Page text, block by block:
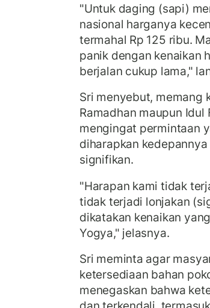
"Untuk daging (sapi)
nasional harganya
termahal Rp 125 ribu.
panik dengan kenaikan
berjalan cukup lama,"
Sri menyebut, memang
Ramadhan maupun
mengingat permintaan
diharapkan
signifikan.
"Harapan kami tidak
tidak terjadi lonjakan
dikatakan kenaikan
Yogya," jelasnya.
Sri meminta agar
ketersediaan bahan
menegaskan bahwa